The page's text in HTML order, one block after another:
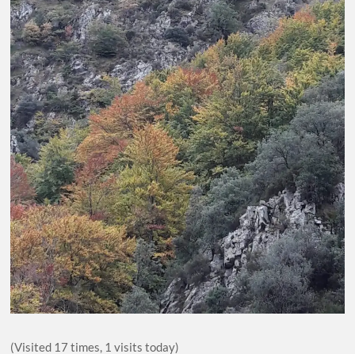
(Visited 17 times, 1 visits today)